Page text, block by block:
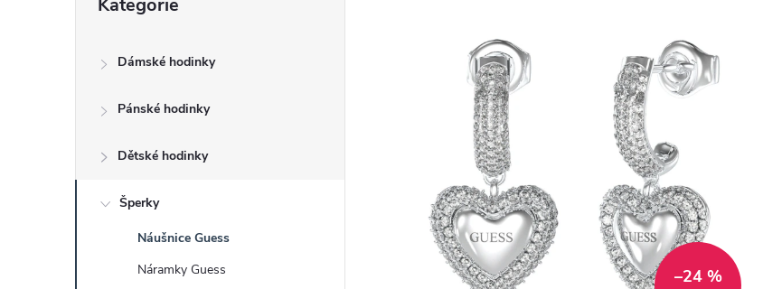
r
kategorie
Kategorie
Dámské hodinky
Pánské hodinky
Dětské hodinky
Šperky
Náušnice Guess
Náramky Guess
–24 %